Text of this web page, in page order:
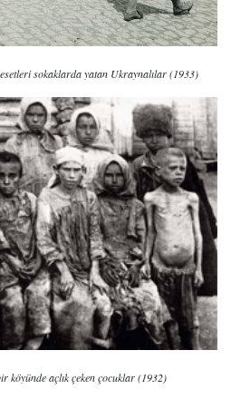
sokaklarda yatan Ukraynalılar (1933)
köyünde açlık çeken çocuklar (1932)